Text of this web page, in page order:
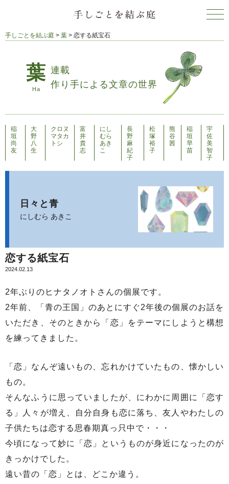
手しごとを結ぶ庭 > 葉 > 恋する紙宝石
連載
作り手による文章の世界
稲
垣
尚
友
大
野
八
生
クロヌ
マタカ
トシ
富
井
貴
志
にし
むら
あき
こ
長
野
麻
紀
子
松
塚
裕
子
熊
谷
茜
稲
垣
早
苗
宇
佐
美
智
子
日々と青
にしむら あきこ
恋する紙宝石
2024.02.13
2年ぶりのヒナタノオトさんの個展です。
2年前、「青の王国」のあとにすぐ2年後の個展のお話を
いただき、そのときから「恋」をテーマにしようと構想
を練ってきました。
「恋」なんぞ遠いもの、忘れかけていたもの、懐かしい
もの。
そんなふうに思っていましたが、にわかに周囲に「恋す
る」人々が増え、自分自身も恋に落ち、友人やわたしの
子供たちは恋する思春期真っ只中で・・・
今頃になって妙に「恋」というものが身近になったのが
きっかけでした。
遠い昔の「恋」とは、どこか違う。